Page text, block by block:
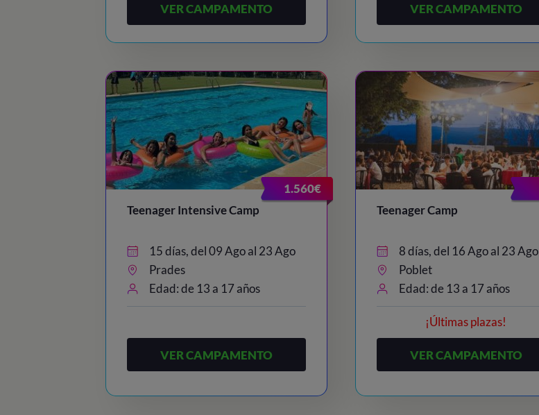
VER CAMPAMENTO VER CAMPAMENTO
1.560€
Teenager Intensive Camp
15 días, del 09 Ago al 23 Ago
Prades
Edad: de 13 a 17 años
VER CAMPAMENTO
Teenager Camp
8 días, del 16 Ago al 23 Ago
Poblet
Edad: de 13 a 17 años
¡Últimas plazas!
VER CAMPAMENTO